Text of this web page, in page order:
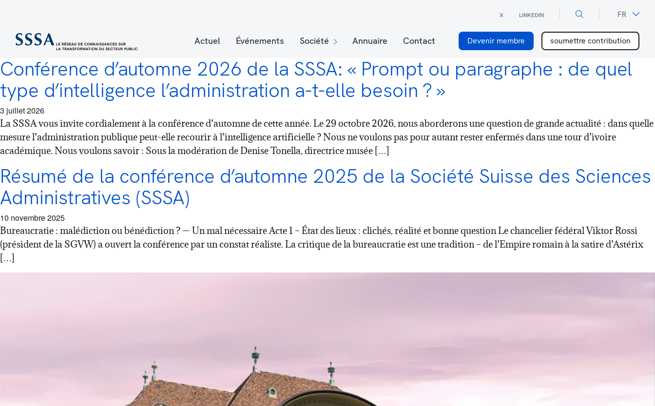
X LINKEDIN DE
FR
Actuel Événements Société Annuaire Contact Devenir membre soumettre contribution
×
Conférence d’automne 2026 de la SSSA: « Prompt ou paragraphe : de quel
type d’intelligence l’administration a-t-elle besoin ? »
3 juillet 2026
La SSSA vous invite cordialement à la conférence d’automne de cette année. Le 29 octobre 2026, nous aborderons une question de grande actualité : dans quelle
mesure l’administration publique peut-elle recourir à l’intelligence artificielle ? Nous ne voulons pas pour autant rester enfermés dans une tour d’ivoire
académique. Nous voulons savoir : Sous la modération de Denise Tonella, directrice musée […]
Résumé de la conférence d’automne 2025 de la Société Suisse des Sciences
Administratives (SSSA)
10 novembre 2025
Bureaucratie : malédiction ou bénédiction ? — Un mal nécessaire Acte 1 – État des lieux : clichés, réalité et bonne question Le chancelier fédéral Viktor Rossi
(président de la SGVW) a ouvert la conférence par un constat réaliste. La critique de la bureaucratie est une tradition – de l’Empire romain à la satire d’Astérix
[…]